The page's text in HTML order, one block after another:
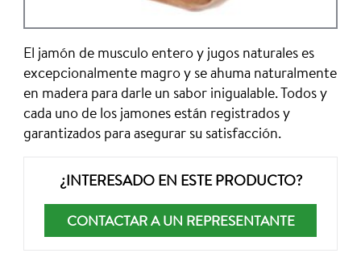
El jamón de musculo entero y jugos naturales es
excepcionalmente magro y se ahuma naturalmente
en madera para darle un sabor inigualable. Todos y
cada uno de los jamones están registrados y
garantizados para asegurar su satisfacción.
¿INTERESADO EN ESTE PRODUCTO?
CONTACTAR A UN REPRESENTANTE